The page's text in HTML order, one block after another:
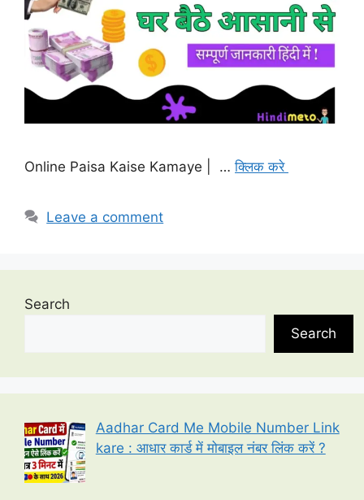
Online Paisa Kaise Kamaye | …क्लिक करे
Leave a comment
Search
Search
Aadhar Card Me Mobile Number Link
kare : आधार कार्ड में मोबाइल नंबर लिंक करें ?